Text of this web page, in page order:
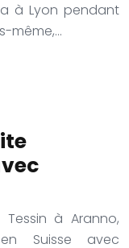
à Lyon pendant
même,…
à Aranno,
Suisse avec